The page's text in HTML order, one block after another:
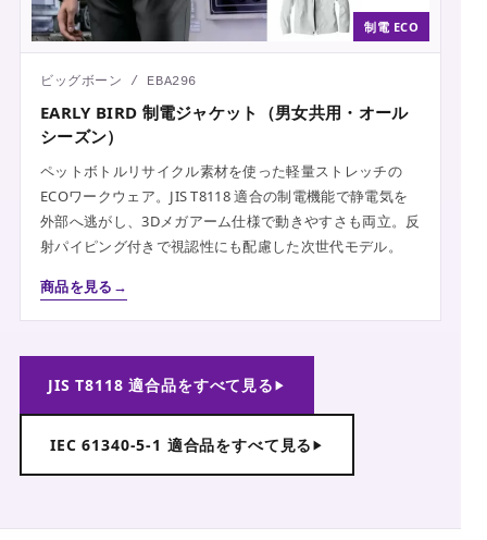
制電 ECO
ビッグボーン / EBA296
EARLY BIRD 制電ジャケット（男女共用・オール
シーズン）
ペットボトルリサイクル素材を使った軽量ストレッチの
ECOワークウェア。JIS T8118 適合の制電機能で静電気を
外部へ逃がし、3Dメガアーム仕様で動きやすさも両立。反
射パイピング付きで視認性にも配慮した次世代モデル。
商品を見る
JIS T8118 適合品をすべて見る
IEC 61340-5-1 適合品をすべて見る